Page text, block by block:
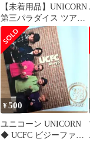
【未着用品】UNICORN
第三パラダイス ツアー
Tシャツ ネイビー×グリ
ーン
¥500
ユニコーン UNICORN
◆ UCFC ビジーファイ